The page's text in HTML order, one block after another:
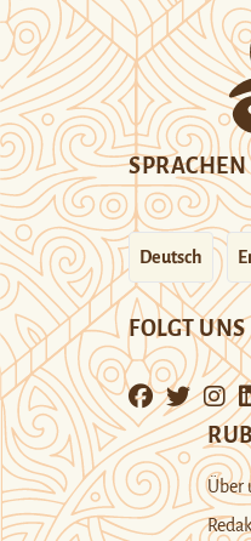
SPRACHEN
Deutsch
FOLGT UNS
Über